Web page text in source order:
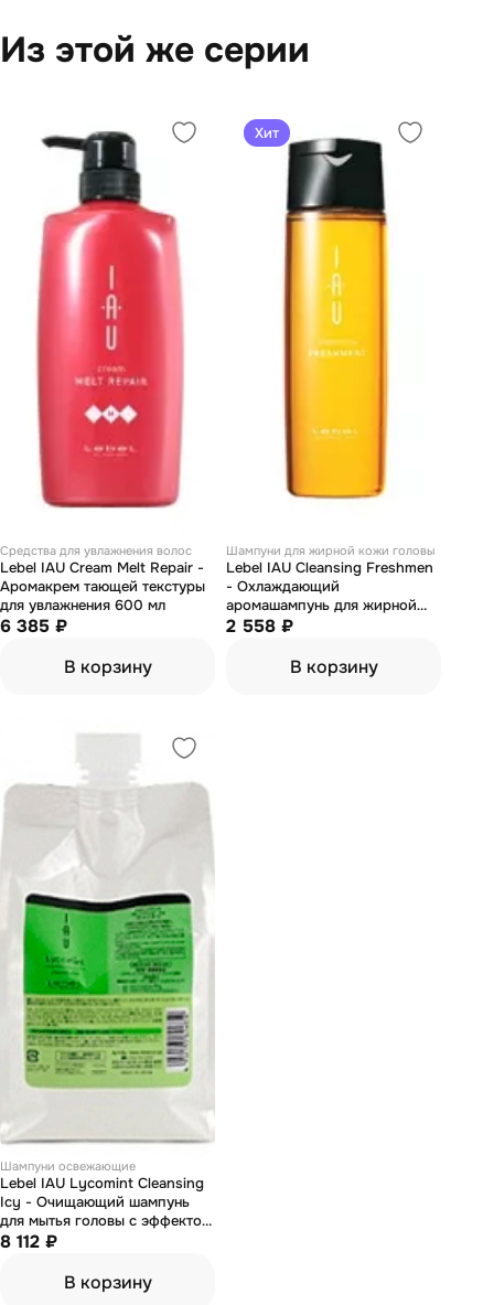
Из этой же серии
Средства для увлажнения волос
Lebel IAU Cream Melt Repair -
Аромакрем тающей текстуры
для увлажнения 600 мл
6 385 ₽
В корзину
Хит
Шампуни для жирной кожи головы
Lebel IAU Cleansing Freshmen
- Охлаждающий
аромашампунь для жирной
кожи головы 200 мл
2 558 ₽
В корзину
Шампуни освежающие
Lebel IAU Lycomint Cleansing
Icy - Очищающий шампунь
для мытья головы с эффектом
антивозрастного ухода за
морозной свежести 1000 мл
8 112 ₽
В корзину